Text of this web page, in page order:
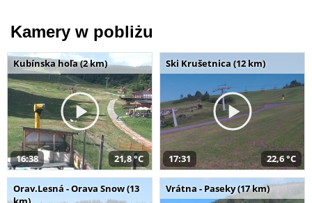
Kamery w pobliżu
Kubínska hoľa (2 km)
16:38 21,8 °C
Ski Krušetnica (12 km)
17:31 22,6 °C
Orav.Lesná - Orava Snow (13
Vrátna - Paseky (17 km)